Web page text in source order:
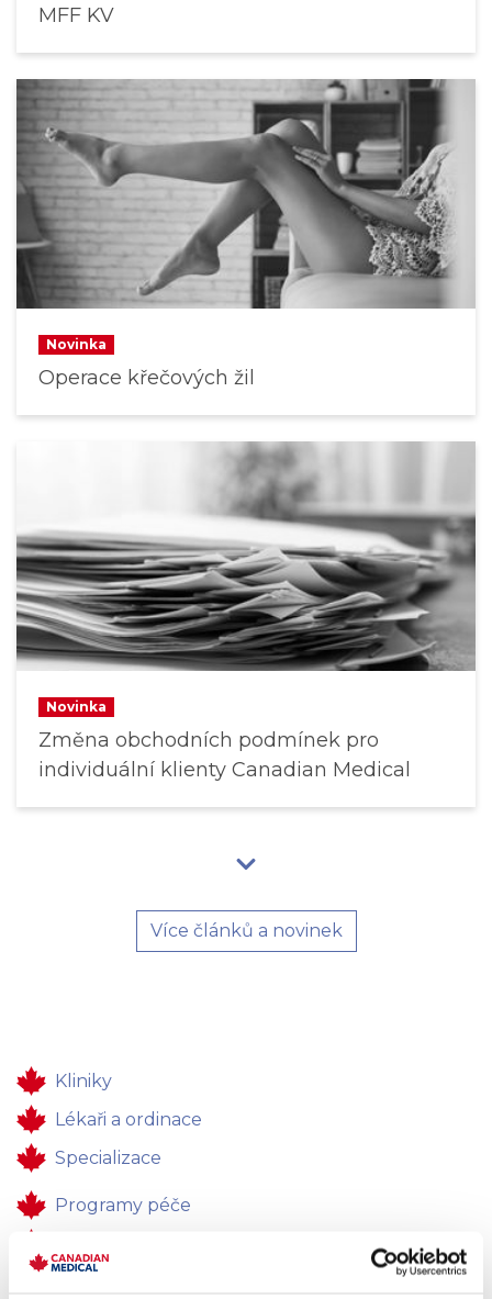
MFF KV
Novinka
Operace křečových žil
Novinka
Změna obchodních podmínek pro
individuální klienty Canadian Medical
Více článků a novinek
Kliniky
Lékaři a ordinace
Specializace
Programy péče